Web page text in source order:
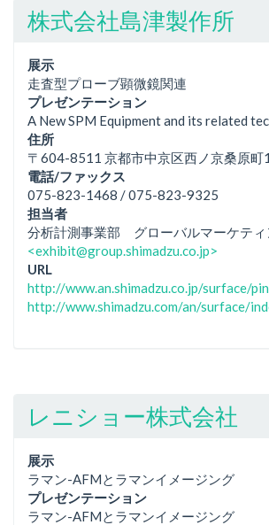
株式会社島津製作所
展示
走査型プローブ顕微鏡関連
プレゼンテーション
A New SPM Equipment and its related
住所
〒604-8511 京都市中京区西ノ京桑原町1
電話/ファックス
075-823-1468 / 075-823-9325
担当者
分析計測事業部 グローバルマーケティ
<exhibit@group.shimadzu.co.jp>
URL
http://www.an.shimadzu.co.jp/surface/
http://www.shimadzu.com/an/surface/
レニショー株式会社
展示
ラマン-AFMとラマンイメージング
プレゼンテーション
ラマン-AFMとラマンイメージング